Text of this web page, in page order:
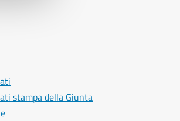
stampa della Giunta